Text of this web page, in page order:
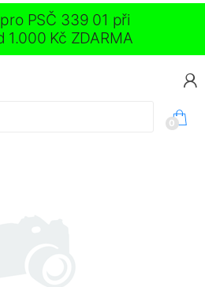
PSČ 339 01 při
1.000 Kč ZDARMA
0